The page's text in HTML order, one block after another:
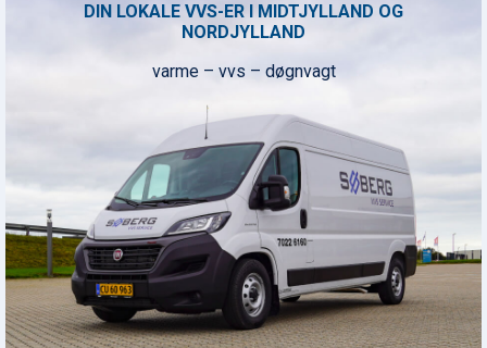
DIN LOKALE VVS-ER I MIDTJYLLAND OG
NORDJYLLAND
varme – vvs – døgnvagt